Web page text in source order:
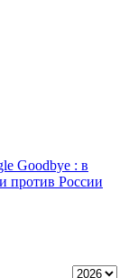
Goodbye : в
против России